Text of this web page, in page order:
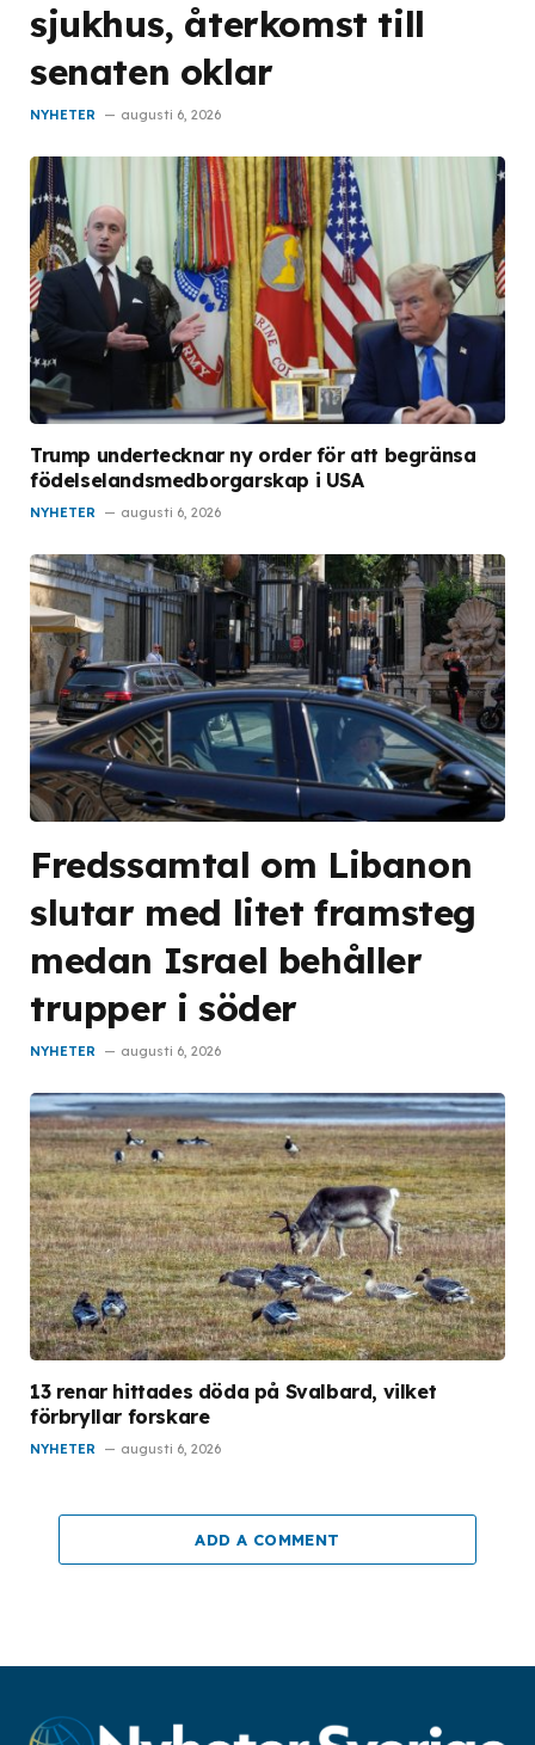
sjukhus, återkomst till
senaten oklar
NYHETER augusti 6, 2026
Trump undertecknar ny order för att begränsa
födelselandsmedborgarskap i USA
NYHETER augusti 6, 2026
Fredssamtal om Libanon
slutar med litet framsteg
medan Israel behåller
trupper i söder
NYHETER augusti 6, 2026
13 renar hittades döda på Svalbard, vilket
förbryllar forskare
NYHETER augusti 6, 2026
ADD A COMMENT